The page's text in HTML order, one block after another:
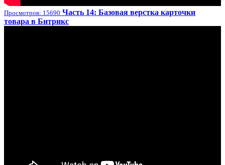
Просмотров: 15690 Часть 14: Базовая верстка карточки
товара в Битрикс